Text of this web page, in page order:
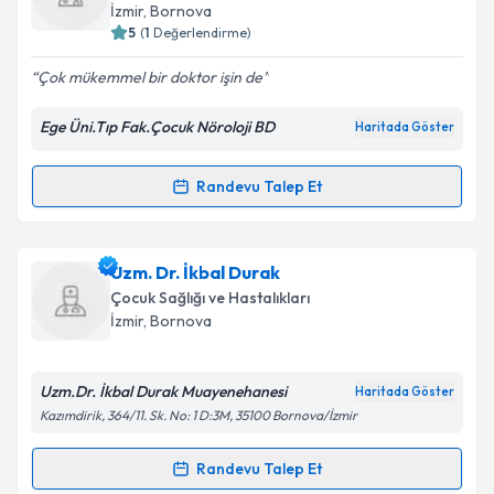
almanız için bir takvim hazırlandığında e-posta ile
bilgilendireceğiz.
E-posta Adresiniz
Kişisel verilerimin işlenmesine ilişkin
Metni'ni okudum ve kişisel verilerimin belirtilen
Takvim Talebini Gönder
İzmir, Bornova
5 (1 Değerlendirme)
Çok mükemmel bir doktor işin de
Ege Üni.Tıp Fak.Çocuk Nöroloji BD Haritada Göster
Randevu Talep Et
Randevu Takvimi Talebi
Uzm. Dr. Mine Serin için randevu takvimi talebi
oluşturun. Size bu uzmandan randevu almanız için bir
takvim hazırlandığında e-posta ile bilgilendireceğiz.
Kişisel verilerimin işlenmesine ilişkin
Metni'ni okudum ve kişisel verilerimin belirtilen
Uzm. Dr. İkbal Durak
Çocuk Sağlığı ve Hastalıkları
İzmir, Bornova
Uzm.Dr. İkbal Durak Muayenehanesi Haritada Göster
Kazımdirik, 364/11. Sk. No: 1 D:3M, 35100 Bornova/İzmir
Randevu Talep Et
Randevu Takvimi Talebi